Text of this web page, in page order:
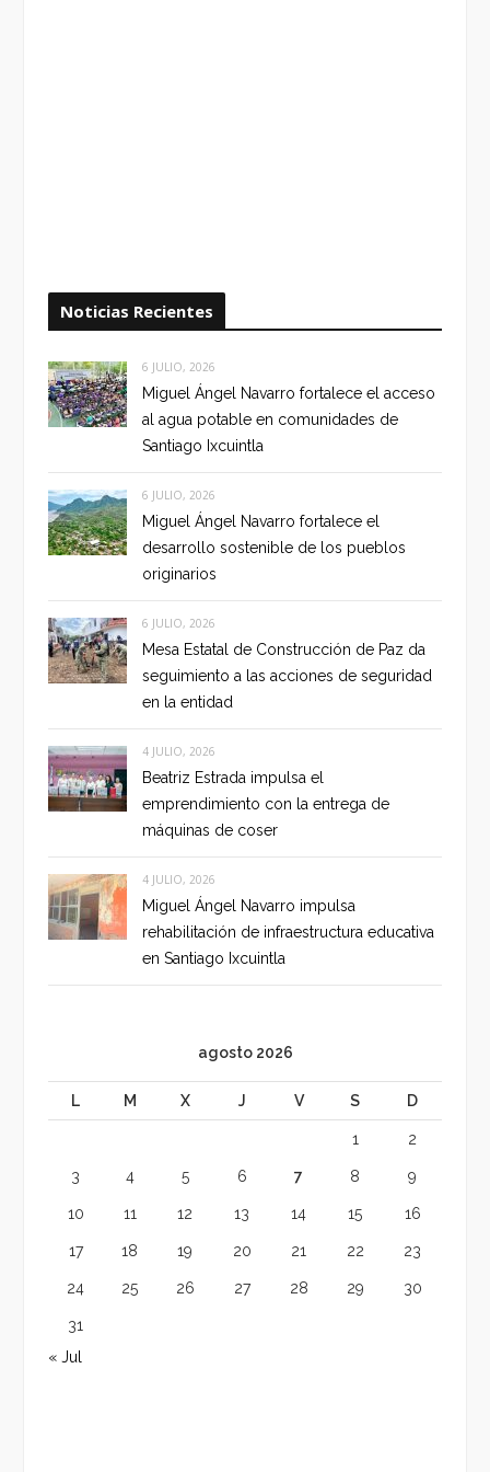
Noticias Recientes
6 JULIO, 2026
Miguel Ángel Navarro fortalece el acceso
al agua potable en comunidades de
Santiago Ixcuintla
6 JULIO, 2026
Miguel Ángel Navarro fortalece el
desarrollo sostenible de los pueblos
originarios
6 JULIO, 2026
Mesa Estatal de Construcción de Paz da
seguimiento a las acciones de seguridad
en la entidad
4 JULIO, 2026
Beatriz Estrada impulsa el
emprendimiento con la entrega de
máquinas de coser
4 JULIO, 2026
Miguel Ángel Navarro impulsa
rehabilitación de infraestructura educativa
en Santiago Ixcuintla
agosto 2026
L M X J V S D
1 2
3 4 5 6 7 8 9
10 11 12 13 14 15 16
17 18 19 20 21 22 23
24 25 26 27 28 29 30
31
« Jul